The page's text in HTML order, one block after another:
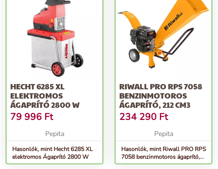
HECHT 6285 XL
ELEKTROMOS
ÁGAPRÍTÓ 2800 W
79 996 Ft
Pepita
Hasonlók, mint Hecht 6285 XL
elektromos Ágaprító 2800 W
RIWALL PRO RPS 7058
BENZINMOTOROS
ÁGAPRÍTÓ, 212 CM3
234 290 Ft
Pepita
Hasonlók, mint Riwall PRO RPS
7058 benzinmotoros ágaprító,
212 cm3